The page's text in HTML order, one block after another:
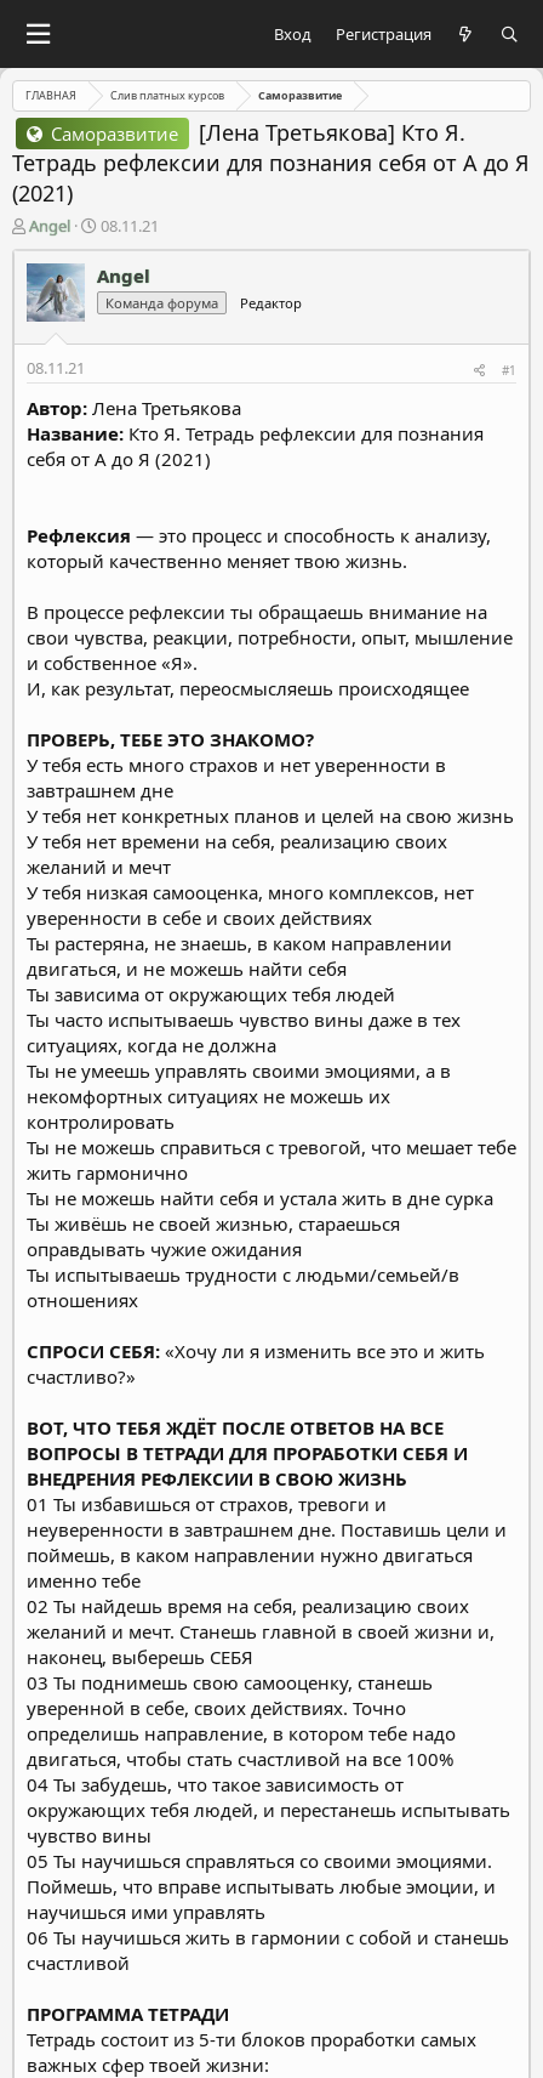
Вход Регистрация
ГЛАВНАЯ Слив платных курсов Саморазвитие
Саморазвитие
[Лена Третьякова] Кто Я.
Тетрадь рефлексии для познания себя от А до Я
(2021)
А
в
т
о
р
м
ы
Angel
Д
а
т
а
н
а
л
а
08.11.21
Angel
Команда форума Редактор
08.11.21 #1
Автор: Лена Третьякова
Название: Кто Я. Тетрадь рефлексии для познания
себя от А до Я (2021)
Рефлексия — это процесс и способность к анализу,
который качественно меняет твою жизнь.
В процессе рефлексии ты обращаешь внимание на
свои чувства, реакции, потребности, опыт, мышление
и собственное «Я».
И, как результат, переосмысляешь происходящее
ПРОВЕРЬ, ТЕБЕ ЭТО ЗНАКОМО?
У тебя есть много страхов и нет уверенности в
завтрашнем дне
У тебя нет конкретных планов и целей на свою жизнь
У тебя нет времени на себя, реализацию своих
желаний и мечт
У тебя низкая самооценка, много комплексов, нет
уверенности в себе и своих действиях
Ты растеряна, не знаешь, в каком направлении
двигаться, и не можешь найти себя
Ты зависима от окружающих тебя людей
Ты часто испытываешь чувство вины даже в тех
ситуациях, когда не должна
Ты не умеешь управлять своими эмоциями, а в
некомфортных ситуациях не можешь их
контролировать
Ты не можешь справиться с тревогой, что мешает тебе
жить гармонично
Ты не можешь найти себя и устала жить в дне сурка
Ты живёшь не своей жизнью, стараешься
оправдывать чужие ожидания
Ты испытываешь трудности с людьми/семьей/в
отношениях
СПРОСИ СЕБЯ: «Хочу ли я изменить все это и жить
счастливо?»
ВОТ, ЧТО ТЕБЯ ЖДЁТ ПОСЛЕ ОТВЕТОВ НА ВСЕ
ВОПРОСЫ В ТЕТРАДИ ДЛЯ ПРОРАБОТКИ СЕБЯ И
ВНЕДРЕНИЯ РЕФЛЕКСИИ В СВОЮ ЖИЗНЬ
01 Ты избавишься от страхов, тревоги и
неуверенности в завтрашнем дне. Поставишь цели и
поймешь, в каком направлении нужно двигаться
именно тебе
02 Ты найдешь время на себя, реализацию своих
желаний и мечт. Станешь главной в своей жизни и,
наконец, выберешь СЕБЯ
03 Ты поднимешь свою самооценку, станешь
уверенной в себе, своих действиях. Точно
определишь направление, в котором тебе надо
двигаться, чтобы стать счастливой на все 100%
04 Ты забудешь, что такое зависимость от
окружающих тебя людей, и перестанешь испытывать
чувство вины
05 Ты научишься справляться со своими эмоциями.
Поймешь, что вправе испытывать любые эмоции, и
научишься ими управлять
06 Ты научишься жить в гармонии с собой и станешь
счастливой
ПРОГРАММА ТЕТРАДИ
Тетрадь состоит из 5-ти блоков проработки самых
важных сфер твоей жизни: